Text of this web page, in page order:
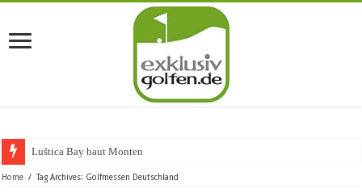
Luštica Bay baut Montenegros er
Home / Tag Archives: Golfmessen Deutschland